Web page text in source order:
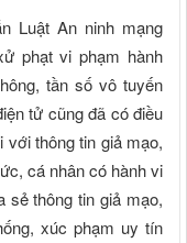
Luật An ninh mạng
phạt vi phạm hành
tần số vô tuyến
tử cũng đã có điều
thông tin giả mạo,
cá nhân có hành vi
sẻ thông tin giả mạo,
xúc phạm uy tín